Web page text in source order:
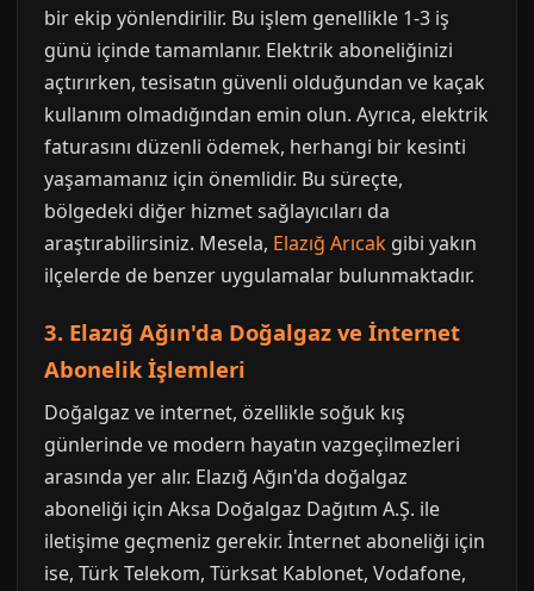
bir ekip yönlendirilir. Bu işlem genellikle 1-3 iş
günü içinde tamamlanır. Elektrik aboneliğinizi
açtırırken, tesisatın güvenli olduğundan ve kaçak
kullanım olmadığından emin olun. Ayrıca, elektrik
faturasını düzenli ödemek, herhangi bir kesinti
yaşamamanız için önemlidir. Bu süreçte,
bölgedeki diğer hizmet sağlayıcıları da
araştırabilirsiniz. Mesela, Elazığ Arıcak gibi yakın
ilçelerde de benzer uygulamalar bulunmaktadır.
3. Elazığ Ağın'da Doğalgaz ve İnternet
Abonelik İşlemleri
Doğalgaz ve internet, özellikle soğuk kış
günlerinde ve modern hayatın vazgeçilmezleri
arasında yer alır. Elazığ Ağın'da doğalgaz
aboneliği için Aksa Doğalgaz Dağıtım A.Ş. ile
iletişime geçmeniz gerekir. İnternet aboneliği için
ise, Türk Telekom, Türksat Kablonet, Vodafone,